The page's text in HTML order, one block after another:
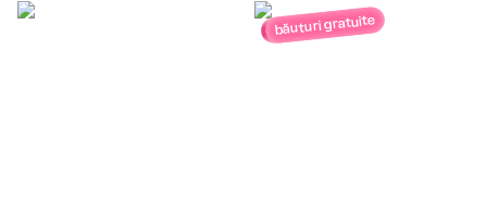
băuturi gratuite